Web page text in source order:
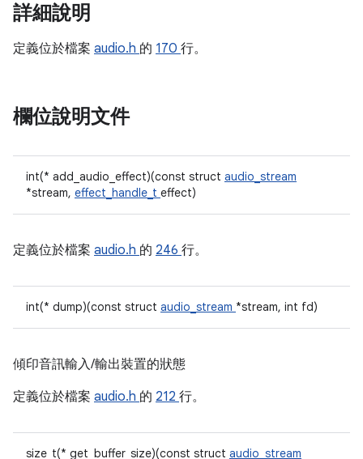
詳細說明
定義位於檔案 audio.h 的 170 行。
欄位說明文件
int(* add_audio_effect)(const struct audio_stream
*stream, effect_handle_t effect)
定義位於檔案 audio.h 的 246 行。
int(* dump)(const struct audio_stream *stream, int fd)
傾印音訊輸入/輸出裝置的狀態
定義位於檔案 audio.h 的 212 行。
size_t(* get_buffer_size)(const struct audio_stream